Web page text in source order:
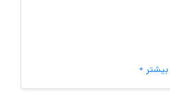
بیشتر +